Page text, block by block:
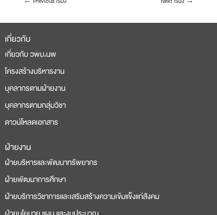
เกี่ยวกับ
เกี่ยวกับ วพบ.นพ
โครงสร้างบริหารงาน
บุคลากรตามฝ่ายงาน
บุคลากรตามกลุ่มวิชา
ดาวน์โหลดเอกสาร
deneme
bonusu
casino
siteleri
ฝ่ายงาน
ฝ่ายบริหารและพัฒนาทรัพยากร
ฝ่ายพัฒนาการศึกษา
ฝ่ายบริการวิชาการและเสริมสร้างความเข้มแข็งแก่สังคม